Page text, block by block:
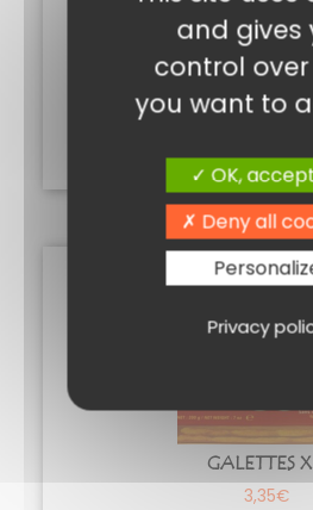
LOUKOUMS
4,95€
Les
être
sur
la
page
du
GALETTES
3,35€
and gives
control
you want to
OK,
Deny all
Privacy